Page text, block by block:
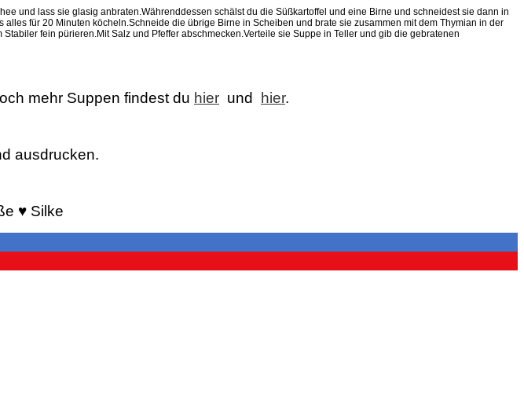
und lass sie glasig anbraten.Währenddessen schälst du die Süßkartoffel und eine Birne und schneidest sie dann in
für 20 Minuten köcheln.Schneide die übrige Birne in Scheiben und brate sie zusammen mit dem Thymian in der
fein pürieren.Mit Salz und Pfeffer abschmecken.Verteile sie Suppe in Teller und gib die gebratenen
mehr Suppen findest du hier und hier.
ausdrucken.
♥ Silke